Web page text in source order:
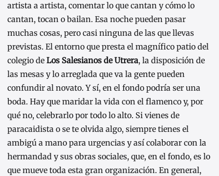
artista a artista, comentar lo que cantan y cómo lo
cantan, tocan o bailan. Esa noche pueden pasar
muchas cosas, pero casi ninguna de las que llevas
previstas. El entorno que presta el magnífico patio del
colegio de Los Salesianos de Utrera, la disposición de
las mesas y lo arreglada que va la gente pueden
confundir al novato. Y sí, en el fondo podría ser una
boda. Hay que maridar la vida con el flamenco y, por
qué no, celebrarlo por todo lo alto. Si vienes de
paracaidista o se te olvida algo, siempre tienes el
ambigú a mano para urgencias y así colaborar con la
hermandad y sus obras sociales, que, en el fondo, es lo
que mueve toda esta gran organización. En general,